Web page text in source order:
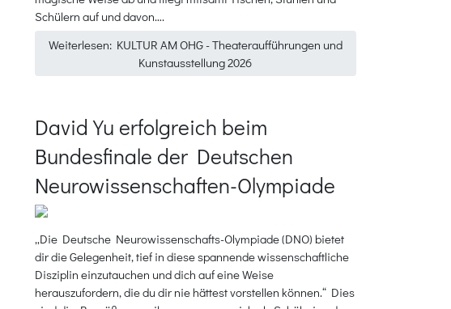
Schülern auf und davon….
Weiterlesen: KULTUR AM OHG - Theateraufführungen und
Kunstausstellung 2026
David Yu erfolgreich beim
Bundesfinale der Deutschen
Neurowissenschaften-Olympiade
„Die Deutsche Neurowissenschafts-Olympiade (DNO) bietet
dir die Gelegenheit, tief in diese spannende wissenschaftliche
Disziplin einzutauchen und dich auf eine Weise
herauszufordern, die du dir nie hättest vorstellen können.“ Dies